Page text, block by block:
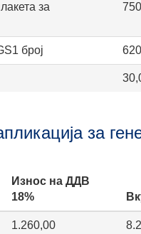
за
750
број 620
за
Износ на ДДВ
18%
1.260,00